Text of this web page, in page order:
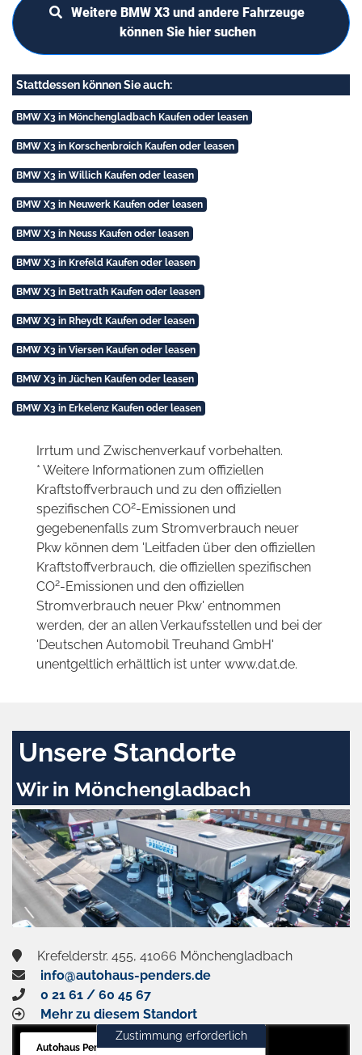
Weitere BMW X3 und andere Fahrzeuge
können Sie hier suchen
Stattdessen können Sie auch:
BMW X3 in Mönchengladbach Kaufen oder leasen
BMW X3 in Korschenbroich Kaufen oder leasen
BMW X3 in Willich Kaufen oder leasen
BMW X3 in Neuwerk Kaufen oder leasen
BMW X3 in Neuss Kaufen oder leasen
BMW X3 in Krefeld Kaufen oder leasen
BMW X3 in Bettrath Kaufen oder leasen
BMW X3 in Rheydt Kaufen oder leasen
BMW X3 in Viersen Kaufen oder leasen
BMW X3 in Jüchen Kaufen oder leasen
BMW X3 in Erkelenz Kaufen oder leasen
Irrtum und Zwischenverkauf vorbehalten.
* Weitere Informationen zum offiziellen
Kraftstoffverbrauch und zu den offiziellen
spezifischen CO2-Emissionen und
gegebenenfalls zum Stromverbrauch neuer
Pkw können dem 'Leitfaden über den offiziellen
Kraftstoffverbrauch, die offiziellen spezifischen
CO2-Emissionen und den offiziellen
Stromverbrauch neuer Pkw' entnommen
werden, der an allen Verkaufsstellen und bei der
'Deutschen Automobil Treuhand GmbH'
unentgeltlich erhältlich ist unter www.dat.de.
Unsere Standorte
Wir in Mönchengladbach
Krefelderstr. 455, 41066 Mönchengladbach
info@autohaus-penders.de
0 21 61 / 60 45 67
Mehr zu diesem Standort
Autohaus Penders (Verkauf)
Zustimmung erforderlich